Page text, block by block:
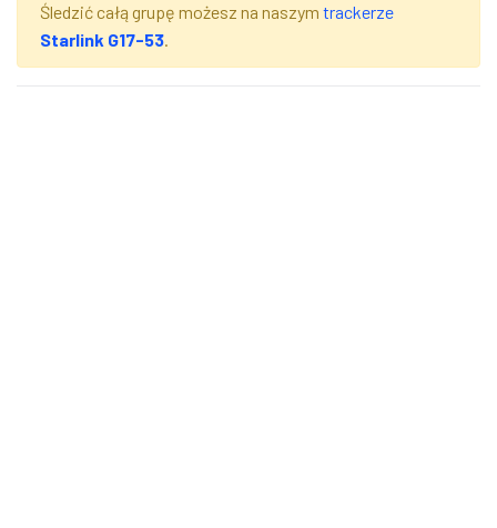
Śledzić całą grupę możesz na naszym trackerze
Starlink G17-53.